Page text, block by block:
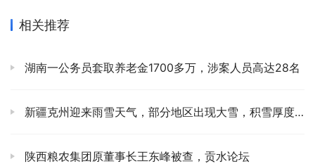
相关推荐
湖南一公务员套取养老金1700多万，涉案人员高达28名
新疆克州迎来雨雪天气，部分地区出现大雪，积雪厚度达到20厘米
陕西粮农集团原董事长王东峰被查，贡水论坛